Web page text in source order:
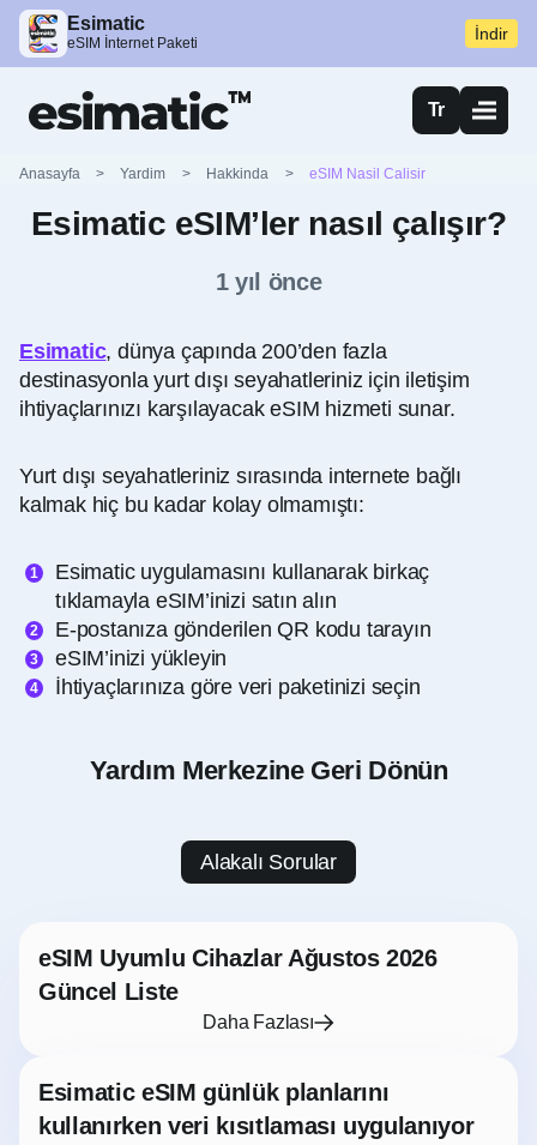
Esimatic
eSIM İnternet Paketi İndir
Tr
Anasayfa > Yardim > Hakkinda > eSIM Nasil Calisir
Esimatic eSIM’ler nasıl çalışır?
1 yıl önce
Esimatic, dünya çapında 200’den fazla
destinasyonla yurt dışı seyahatleriniz için iletişim
ihtiyaçlarınızı karşılayacak eSIM hizmeti sunar.
Yurt dışı seyahatleriniz sırasında internete bağlı
kalmak hiç bu kadar kolay olmamıştı:
Esimatic uygulamasını kullanarak birkaç
tıklamayla eSIM’inizi satın alın
E-postanıza gönderilen QR kodu tarayın
eSIM’inizi yükleyin
İhtiyaçlarınıza göre veri paketinizi seçin
Yardım Merkezine Geri Dönün
Alakalı Sorular
eSIM Uyumlu Cihazlar Ağustos 2026
Güncel Liste
Daha Fazlası
Esimatic eSIM günlük planlarını
kullanırken veri kısıtlaması uygulanıyor